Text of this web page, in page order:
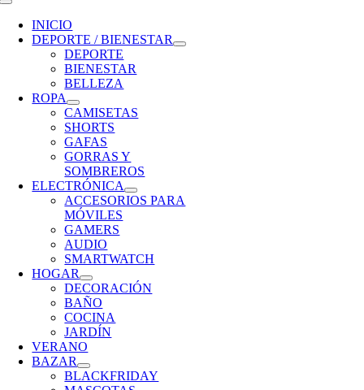
Toggle
Navigation
INICIO
DEPORTE / BIENESTAR
DEPORTE
BIENESTAR
BELLEZA
ROPA
CAMISETAS
SHORTS
GAFAS
GORRAS Y
SOMBREROS
ELECTRÓNICA
ACCESORIOS PARA
MÓVILES
GAMERS
AUDIO
SMARTWATCH
HOGAR
DECORACIÓN
BAÑO
COCINA
JARDÍN
VERANO
BAZAR
BLACKFRIDAY